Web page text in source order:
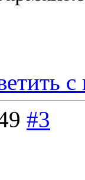
с
#3